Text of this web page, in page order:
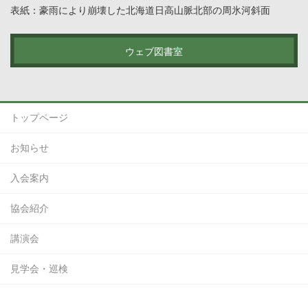
表紙：豪雨により崩壊した北海道日高山脈北部の周氷河斜面
ウェブ図書室
トップページ
お知らせ
入会案内
協会紹介
講演会
見学会・巡検